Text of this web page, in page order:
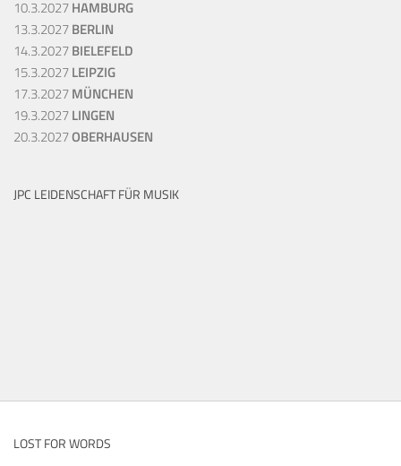
10.3.2027HAMBURG
13.3.2027BERLIN
14.3.2027BIELEFELD
15.3.2027LEIPZIG
17.3.2027MÜNCHEN
19.3.2027LINGEN
20.3.2027OBERHAUSEN
JPC LEIDENSCHAFT FÜR MUSIK
LOST FOR WORDS